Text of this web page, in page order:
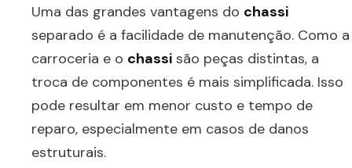
Uma das grandes vantagens do chassi
separado é a facilidade de manutenção. Como a
carroceria e o chassi são peças distintas, a
troca de componentes é mais simplificada. Isso
pode resultar em menor custo e tempo de
reparo, especialmente em casos de danos
estruturais.